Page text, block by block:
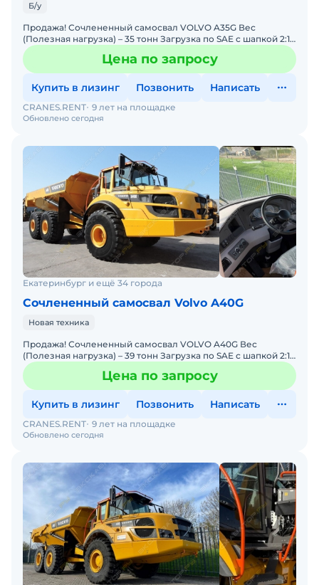
Б/у
Продажа! Сочлененный самосвал VOLVO A35G Вес
(Полезная нагрузка) – 35 тонн Загрузка по SAE с шапкой 2:1:
- 21,2 м Полная масса - 63 450 кг Полная мощность
Цена по запросу
Купить в лизинг Позвонить Написать
Обновлено сегодня
CRANES.RENT 9 лет на площадке
Екатеринбург и ещё 34 города
Сочлененный самосвал Volvo A40G
Новая техника
Продажа! Сочлененный самосвал VOLVO A40G Вес
(Полезная нагрузка) – 39 тонн Загрузка по SAE с шапкой 2:1:
- 24 м Полная масса - 68 800 кг Полная мощность –
Цена по запросу
Купить в лизинг Позвонить Написать
Обновлено сегодня
CRANES.RENT 9 лет на площадке